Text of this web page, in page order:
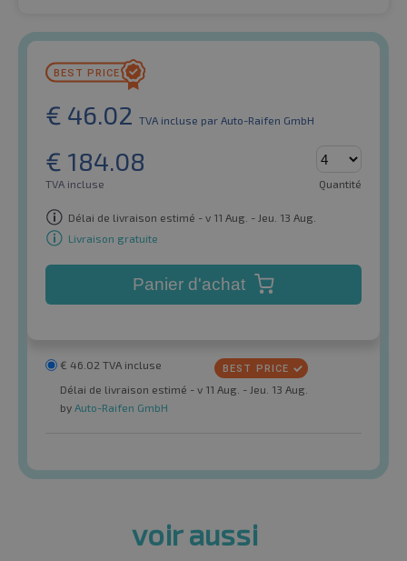
€ 46.02 TVA incluse par Auto-Raifen GmbH
€ 184.08
TVA incluse Quantité
Délai de livraison estimé - v 11 Aug. - Jeu. 13 Aug.
Livraison gratuite
Panier d'achat
€ 46.02 TVA incluse
Délai de livraison estimé - v 11 Aug. - Jeu. 13 Aug.
by Auto-Raifen GmbH
voir aussi